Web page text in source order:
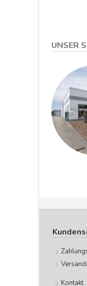
UNSER
Kontakt